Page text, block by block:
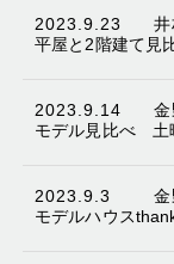
2023.9.23
平屋と2階建て見
2023.9.14
モデル見比べ 土
2023.9.3
モデルハウス